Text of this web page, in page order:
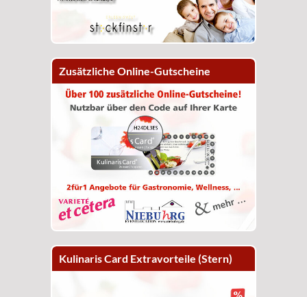
Zusätzliche Online-Gutscheine
Kulinaris Card Extravorteile (Stern)